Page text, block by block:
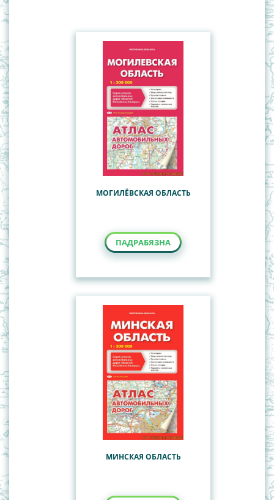
Палітыка-адміністрацыйныя карты Рэспублікі
Чыгункі Рэспублікі Беларусь
МОГИЛЁВСКАЯ ОБЛАСТЬ
ПАДРАБЯЗНА
МИНСКАЯ ОБЛАСТЬ